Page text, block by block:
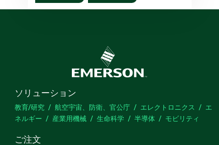
ソリューション
教育/研究 航空宇宙、防衛、官公庁 エレクトロニクス
エ
ネルギー
産業用機械 生命科学 半導体 モビリティ
ご注文